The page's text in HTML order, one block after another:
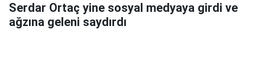
Serdar Ortaç yine sosyal medyaya girdi ve
ağzına geleni saydırdı